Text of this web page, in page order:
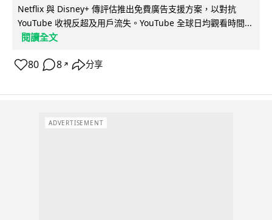
Netflix 與 Disney+ 傳評估推出免費廣告支援方案，以對抗
YouTube 收視反超及用戶流失。YouTube 全球日均觀看時間...
閱讀全文
80 8 ↗ 分享
ADVERTISEMENT